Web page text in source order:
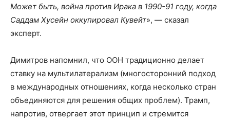
Может быть, война против Ирака в 1990-91 году, когда
Саддам Хусейн оккупировал Кувейт», — сказал
эксперт.
Димитров напомнил, что ООН традиционно делает
ставку на мультилатерализм (многосторонний подход
в международных отношениях, когда несколько стран
объединяются для решения общих проблем). Трамп,
напротив, отвергает этот принцип и стремится